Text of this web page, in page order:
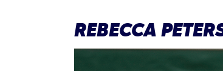
REBECCA